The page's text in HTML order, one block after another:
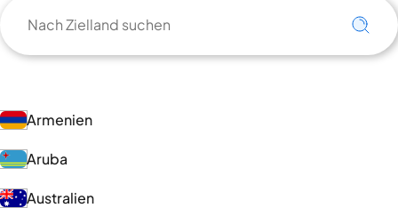
Armenien
Aruba
Australien